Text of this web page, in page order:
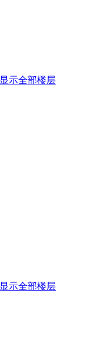
显示全部楼层
显示全部楼层